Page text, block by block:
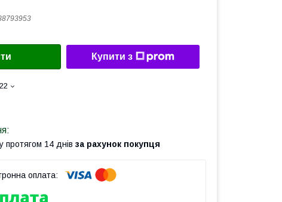
Купити з
протягом 14 днів за рахунок покупця